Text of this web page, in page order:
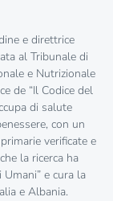
e direttrice
al Tribunale di
e Nutrizionale
de “Il Codice del
di salute
con un
verificate e
la ricerca ha
e cura la
e Albania.